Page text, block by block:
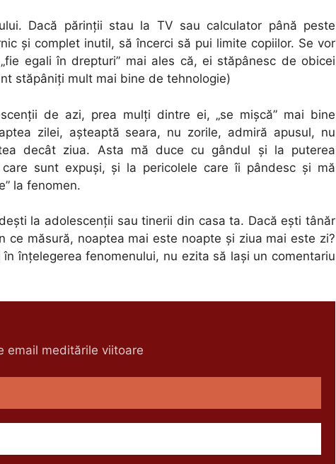
Dacă părinții stau la TV sau calculator până peste
și complet inutil, să încerci să pui limite copiilor. Se vor
egali în drepturi” mai ales că, ei stăpânesc de obicei
stăpâniți mult mai bine de tehnologie)
de azi, prea mulți dintre ei, „se mișcă” mai bine
zilei, așteaptă seara, nu zorile, admiră apusul, nu
decât ziua. Asta mă duce cu gândul și la puterea
sunt expuși, și la pericolele care îi pândesc și mă
la fenomen.
la adolescenții sau tinerii din casa ta. Dacă ești tânăr
ce măsură, noaptea mai este noapte și ziua mai este zi?
înțelegerea fenomenului, nu ezita să lași un comentariu
email meditările viitoare